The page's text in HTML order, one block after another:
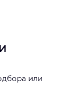
или